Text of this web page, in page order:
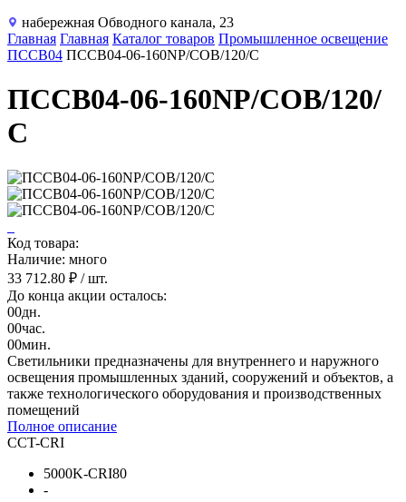
набережная Обводного канала, 23
Главная Главная Каталог товаров Промышленное освещение
ПССВ04 ПССВ04-06-160NP/COB/120/С
ПССВ04-06-160NP/COB/120/
С
Код товара:
Наличие: много
33 712.80 ₽ / шт.
До конца акции осталось:
00дн.
00час.
00мин.
Светильники предназначены для внутреннего и наружного
освещения промышленных зданий, сооружений и объектов, а
также технологического оборудования и производственных
помещений
Полное описание
CCT-CRI
5000K-CRI80
-